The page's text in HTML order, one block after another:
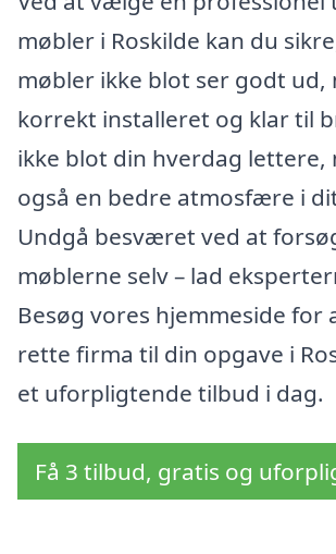
møbler i Roskilde kan du
møbler ikke blot ser godt ud,
korrekt installeret og klar til
ikke blot din hverdag lettere,
også en bedre atmosfære i
Undgå besværet ved at
møblerne selv – lad
Besøg vores hjemmeside for
rette firma til din opgave i
et uforpligtende tilbud i dag.
Få 3 tilbud, gratis og